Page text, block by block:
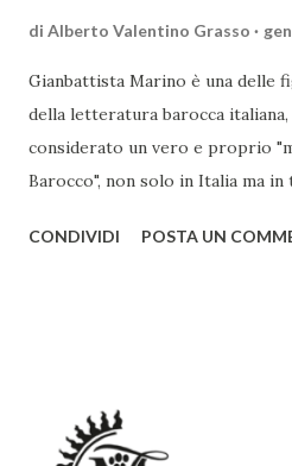
di Alberto Valentino Grasso
Gianbattista Marino è una delle
della letteratura barocca
considerato un vero e proprio
Barocco", non solo in Italia ma
rendono un'opera
abbracciando invece i principi
meraviglia, l'ostentazione della
CONDIVIDI POSTA UN